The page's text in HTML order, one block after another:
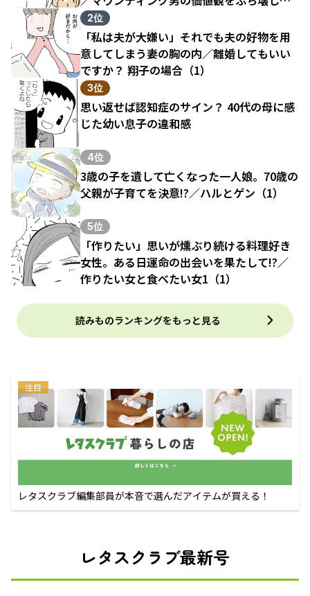
結果（1）
2位
「私は夫が大嫌い」それでも夫の好物を用
意してしまう妻の胸の内／離婚してもいい
ですか？ 翔子の場合（1）
3位
思い返せば認知症のサイン？ 40代の母に感
じた幼い息子の違和感
4位
3歳の子を遺して亡くなった一人娘。70歳の
父親が子育てを決意!?／ハルとゲン（1）
5位
「作りたい」思いが燻ぶり続ける料理好き
女性。ある日運命の出会いを果たして!?／
作りたい女と食べたい女1（1）
読みものランキングをもっと見る
注目
レタスクラブ編集部員が本音で選んだアイテムが買える！
レタスクラブ最新号